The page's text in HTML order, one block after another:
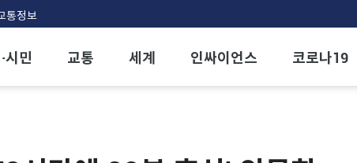
통정보
시민 교통 세계 인싸이언스 코로나19